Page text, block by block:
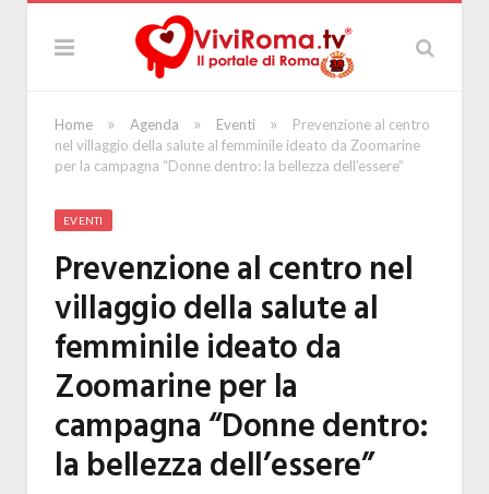
Home » Agenda » Eventi »
Prevenzione al centro
nel villaggio della salute al femminile ideato da Zoomarine
per la campagna “Donne dentro: la bellezza dell’essere”
EVENTI
Prevenzione al centro nel
villaggio della salute al
femminile ideato da
Zoomarine per la
campagna “Donne dentro:
la bellezza dell’essere”